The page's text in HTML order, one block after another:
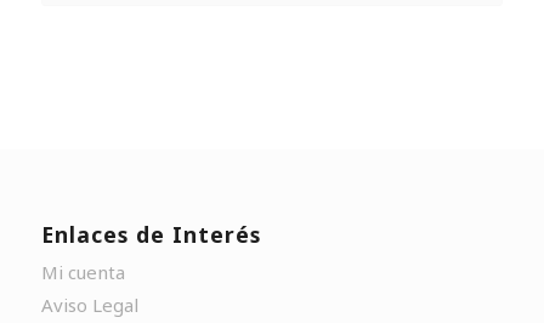
Enlaces de Interés
Mi cuenta
Aviso Legal